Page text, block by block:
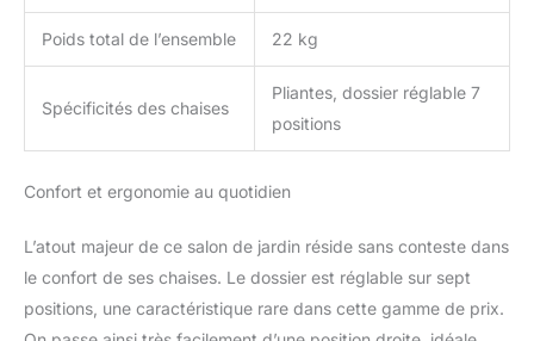
plateau de table : bois
composite (WPC) /
Matériau revêtement
chaise (tissu) : 70%
(PVC) / 30% Polyester /
de table : anthracite /
chaise (tissu) : noir
Poids total de l’ensemble 22 kg
Spécificités des chaises
Pliantes, dossier réglable 7
positions
Confort et ergonomie au quotidien
L’atout majeur de ce salon de jardin réside sans conteste dans
le confort de ses chaises. Le dossier est réglable sur sept
positions, une caractéristique rare dans cette gamme de prix.